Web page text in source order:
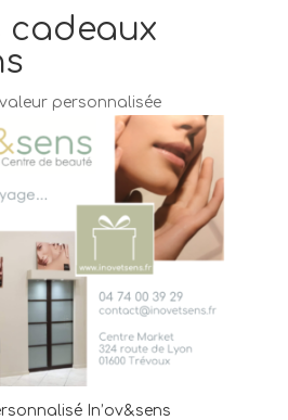
cadeaux
personnalisée
In’ov&sens